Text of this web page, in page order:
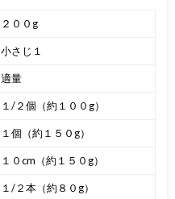
２００g
小さじ１
適量
１/２個（約１００g）
１個（約１５０g）
１０cm（約１５０g）
１/２本（約８０g）